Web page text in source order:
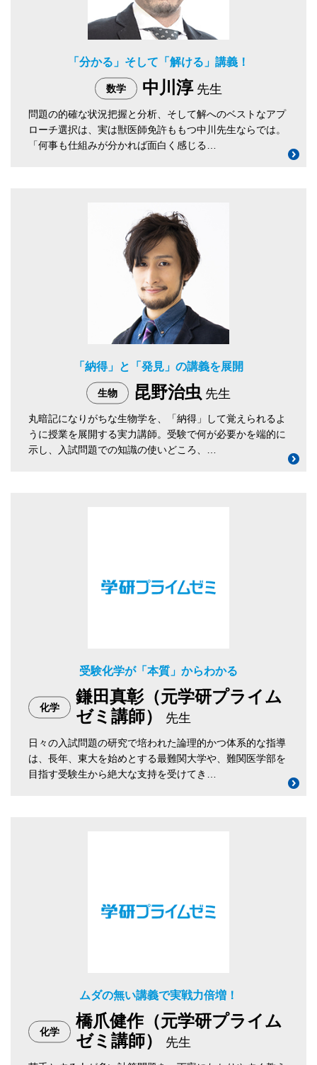
「分かる」そして「解ける」講義！
数学 中川淳 先生
問題の的確な状況把握と分析、そして解へのベストなアプ
ローチ選択は、実は獣医師免許ももつ中川先生ならでは。
「何事も仕組みが分かれば面白く感じる…
「納得」と「発見」の講義を展開
生物 昆野治虫 先生
丸暗記になりがちな生物学を、「納得」して覚えられるよ
うに授業を展開する実力講師。受験で何が必要かを端的に
示し、入試問題での知識の使いどころ、…
受験化学が「本質」からわかる
化学
鎌田真彰（元学研プライム
ゼミ講師）
先生
日々の入試問題の研究で培われた論理的かつ体系的な指導
は、長年、東大を始めとする最難関大学や、難関医学部を
目指す受験生から絶大な支持を受けてき…
ムダの無い講義で実戦力倍増！
化学
橋爪健作（元学研プライム
ゼミ講師）
先生